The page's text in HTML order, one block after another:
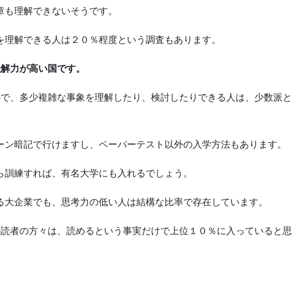
理解できないそうです。
解できる人は２０％程度という調査もあります。
力が高い国です。
、多少複雑な事象を理解したり、検討したりできる人は、少数派と
暗記で行けますし、ペーパーテスト以外の入学方法もあります。
練すれば、有名大学にも入れるでしょう。
企業でも、思考力の低い人は結構な比率で存在しています。
者の方々は、読めるという事実だけで上位１０％に入っていると思